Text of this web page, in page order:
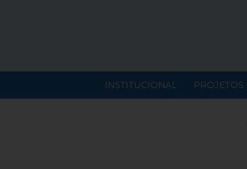
INSTITUCIONAL PROJETOS